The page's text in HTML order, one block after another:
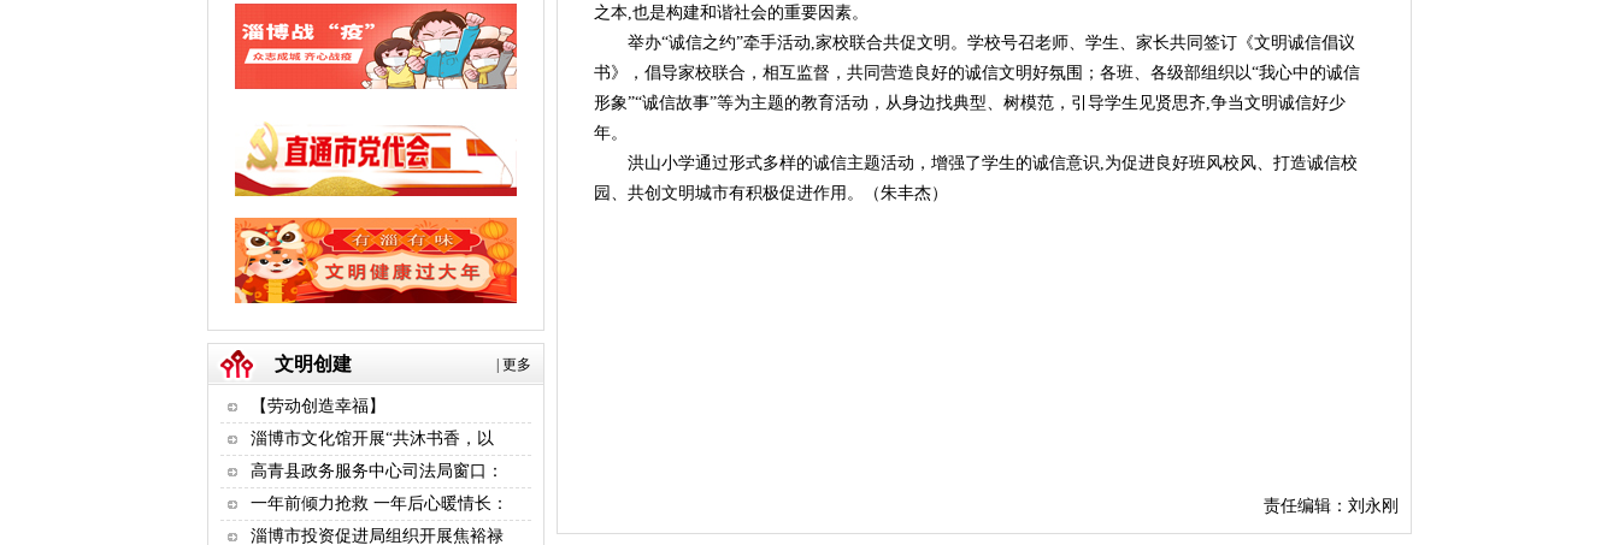
更多
文明创建
【劳动创造幸福】
淄博市文化馆开展“共沐书香，以
高青县政务服务中心司法局窗口：
一年前倾力抢救 一年后心暖情长：
淄博市投资促进局组织开展焦裕禄
之本,也是构建和谐社会的重要因素。
举办“诚信之约”牵手活动,家校联合共促文明。学校号召老师、学生、家长共同签订《文明诚信倡议
书》，倡导家校联合，相互监督，共同营造良好的诚信文明好氛围；各班、各级部组织以“我心中的诚信
形象”“诚信故事”等为主题的教育活动，从身边找典型、树模范，引导学生见贤思齐,争当文明诚信好少
年。
洪山小学通过形式多样的诚信主题活动，增强了学生的诚信意识,为促进良好班风校风、打造诚信校
园、共创文明城市有积极促进作用。（朱丰杰）
责任编辑：刘永刚